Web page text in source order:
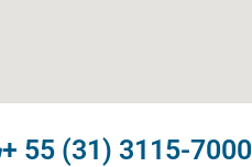
+ 55 (31) 3115-7000​